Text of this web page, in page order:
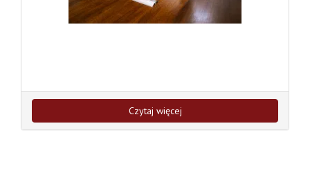
Czytaj więcej